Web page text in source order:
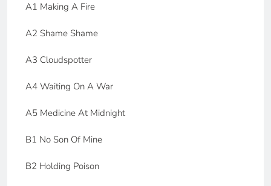
A1 Making A Fire
A2 Shame Shame
A3 Cloudspotter
A4 Waiting On A War
A5 Medicine At Midnight
B1 No Son Of Mine
B2 Holding Poison